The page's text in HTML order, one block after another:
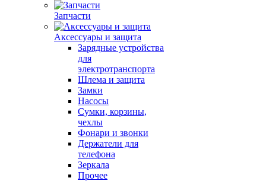
Запчасти
Аксессуары и защита
Зарядные устройства
для
электротранспорта
Шлема и защита
Замки
Насосы
Сумки, корзины,
чехлы
Фонари и звонки
Держатели для
телефона
Зеркала
Прочее